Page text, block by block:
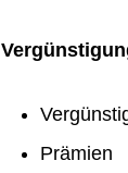
Prämien